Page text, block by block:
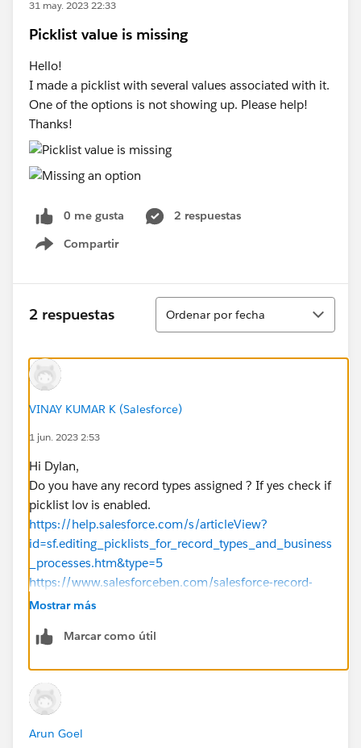
31 may. 2023 22:33
Picklist value is missing
Hello!
I made a picklist with several values associated with it.
One of the options is not showing up. Please help!
Thanks!
0 me gusta
2 respuestas
Compartir
Show menu
2 respuestas
Ordenar
Ordenar por fecha
VINAY KUMAR K (Salesforce)
1 jun. 2023 2:53
Hi Dylan,
Do you have any record types assigned ? If yes check if
picklist lov is enabled.
https://help.salesforce.com/s/articleView?
id=sf.editing_picklists_for_record_types_and_business
_processes.htm&type=5
https://www.salesforceben.com/salesforce-record-
types/
helpful.
Mostrar más
Marcar como útil
Arun Goel